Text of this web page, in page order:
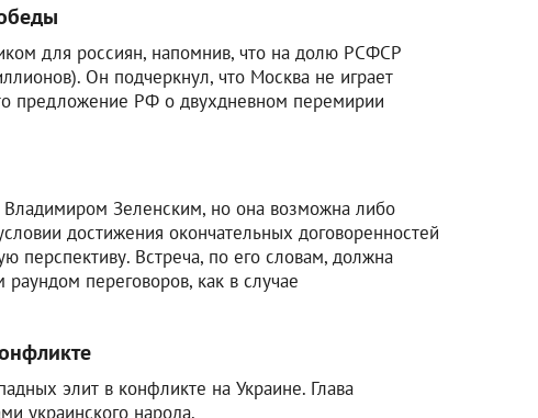
для россиян, напомнив, что на долю РСФСР
Он подчеркнул, что Москва не играет
предложение РФ о двухдневном перемирии
Владимиром Зеленским, но она возможна либо
достижения окончательных договоренностей
перспективу. Встреча, по его словам, должна
переговоров, как в случае
элит в конфликте на Украине. Глава
украинского народа.